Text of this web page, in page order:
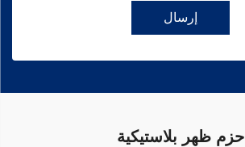
إرسال
حزم ظهر بلاستيكية